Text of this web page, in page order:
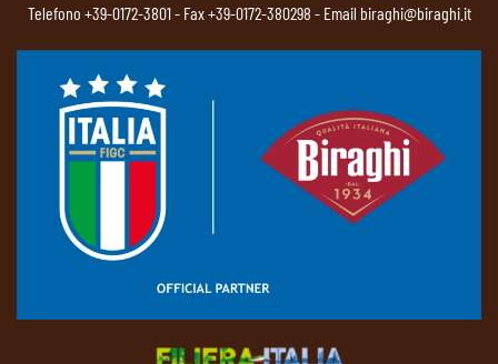
Telefono +39-0172-3801- Fax +39-0172-380298 - Email biraghi@biraghi.it